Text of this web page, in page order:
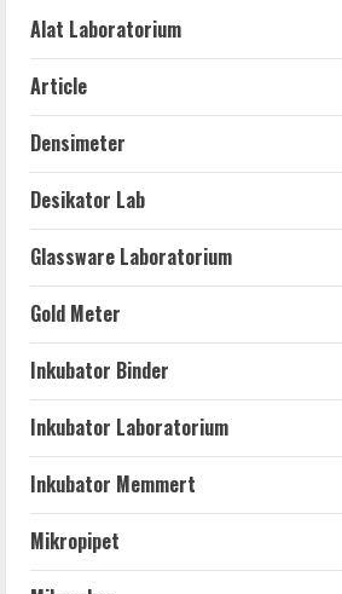
Alat Laboratorium
Article
Densimeter
Desikator Lab
Glassware Laboratorium
Gold Meter
Inkubator Binder
Inkubator Laboratorium
Inkubator Memmert
Mikropipet